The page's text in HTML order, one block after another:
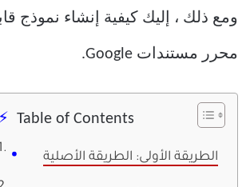
ومع ذلك ، إليك كيفية إنشاء نموذج
محرر مستندات Google.
Table of Contents
الطريقة الأولى: الطريقة الأصلية